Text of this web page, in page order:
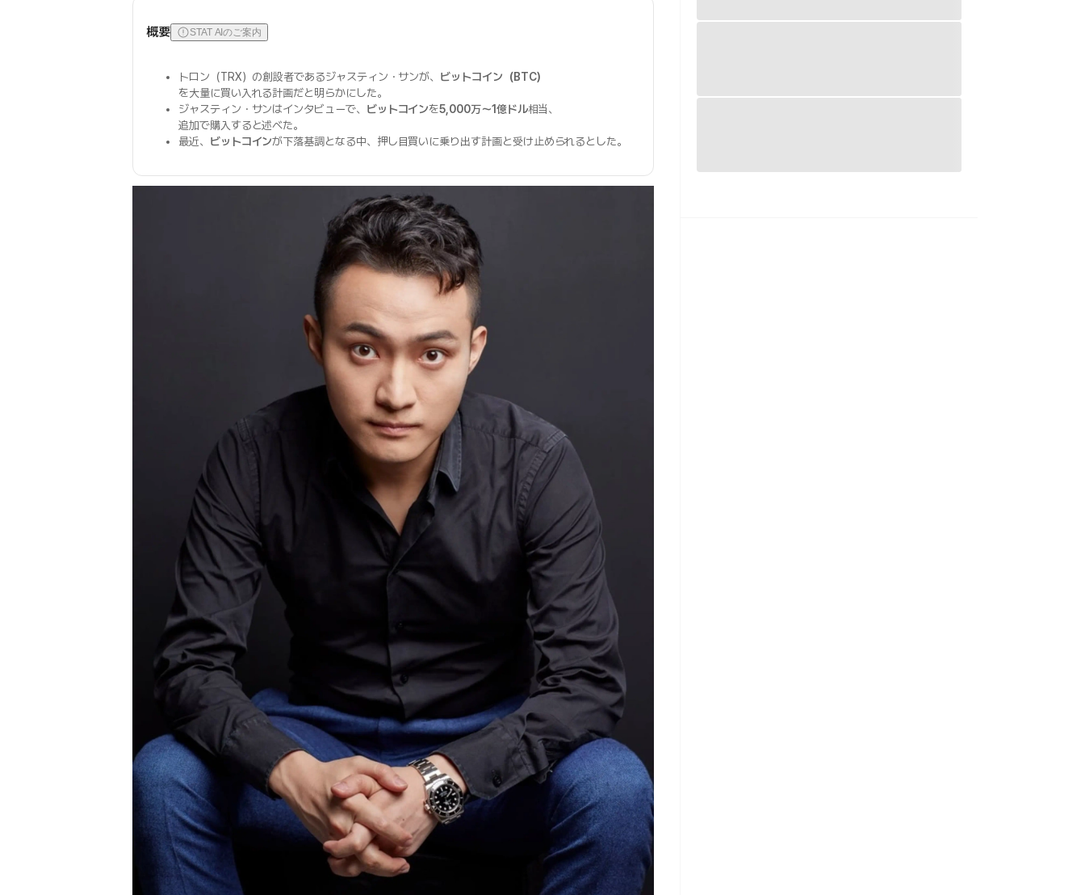
概要 STAT AIのご案内
トロン（TRX）の創設者であるジャスティン・サンが、 ビットコイン（BTC）
を大量に買い入れる計画だと明らかにした。
ジャスティン・サンはインタビューで、 ビットコインを5,000万〜1億ドル相当、
追加で購入すると述べた。
最近、 ビットコインが下落基調となる中、押し目買いに乗り出す計画と受け止められるとした。